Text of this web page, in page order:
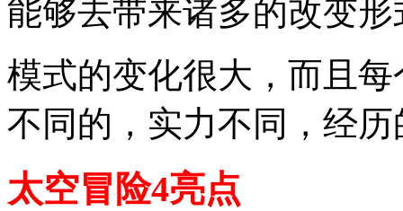
能够去带来诸多的改变形
模式的变化很大，而且
不同的，实力不同，经
太空冒险4亮点